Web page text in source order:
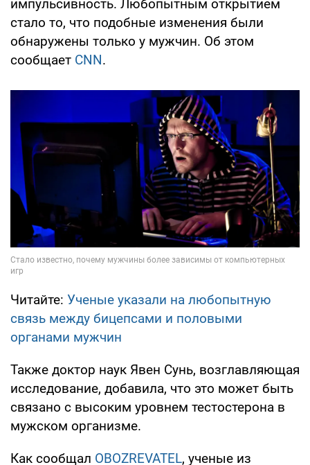
импульсивность. Любопытным открытием
стало то, что подобные изменения были
обнаружены только у мужчин. Об этом
сообщает CNN.
Читайте: Ученые указали на любопытную
связь между бицепсами и половыми
органами мужчин
Также доктор наук Явен Сунь, возглавляющая
исследование, добавила, что это может быть
связано с высоким уровнем тестостерона в
мужском организме.
Как сообщал OBOZREVATEL, ученые из